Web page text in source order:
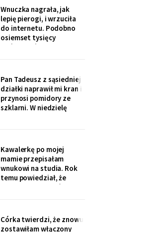
rozliczenie: „twoja
połowa za opiekunkę,
osiem tysięcy. Mama by
tak chciała".
Wnuczka nagrała, jak
lepię pierogi, i wrzuciła
do internetu. Podobno
osiemset tysięcy
wyświetleń - ludzie z
babcie. Córka obejrzała
dwa razy i powiedziała
tylko: „Mamo, mogłaś
chociaż zdjąć ten stary
fartuch".
Pan Tadeusz z sąsiedniej
działki naprawił mi kran i
przynosi pomidory ze
szklarni. W niedzielę
przyszłości". Syn położył
na stole kartkę z
punktami. Pierwszy
przeczytałam do góry
nogami
Kawalerkę po mojej
mamie przepisałam
wnukowi na studia. Rok
temu powiedział, że
musiał ją sprzedać, „bo
spotkałam dawną
sąsiadkę stamtąd: „Co
Córka twierdzi, że znowu
zostawiłam włączony